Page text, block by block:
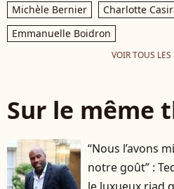
Michèle Bernier
Charlotte
Emmanuelle Boidron
VOIR TOUS LES
Sur le même
“Nous l’avons
notre goût” :